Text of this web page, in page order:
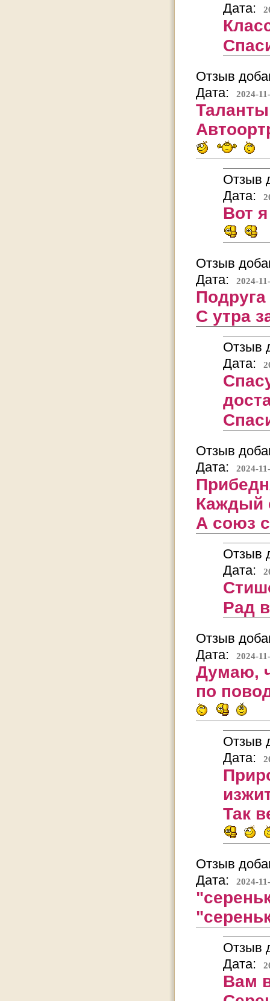
Дата:
Отзыв
Дата:
2024-
Таланты
Отзыв
Дата:
Вот
Отзыв
Дата:
2024-
Подруга
С утра
Отзыв
Дата:
Отзыв
Дата:
2024-
Каждый
А союз
Отзыв
Дата:
Рад
Отзыв
Дата:
2024-
Думаю,
по
Отзыв
Дата:
Так
Отзыв
Дата:
2024-
Отзыв
Дата:
Вам